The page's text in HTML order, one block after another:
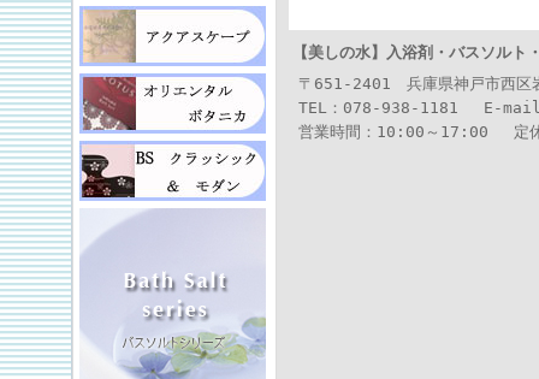
【美しの水】 入浴剤・バスソルト
〒651-2401 兵庫県神戸市西区
TEL：078-938-1181 E-
営業時間：10:00～17:00 定休